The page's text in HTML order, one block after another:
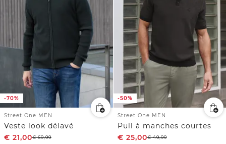
-70%
Street One MEN
Veste look délavé
€ 21,00€69,99
-50%
Street One MEN
Pull à manches courtes
€ 25,00€49,99